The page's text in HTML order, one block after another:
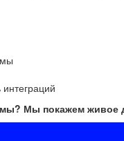
Мы покажем живое